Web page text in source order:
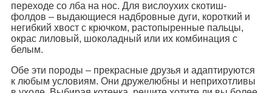
переходе со лба на нос. Для вислоухих скотиш-
фолдов – выдающиеся надбровные дуги, короткий и
негибкий хвост с крючком, растопыренные пальцы,
окрас лиловый, шоколадный или их комбинация с
белым.
Обе эти породы – прекрасные друзья и адаптируются
к любым условиям. Они дружелюбны и неприхотливы